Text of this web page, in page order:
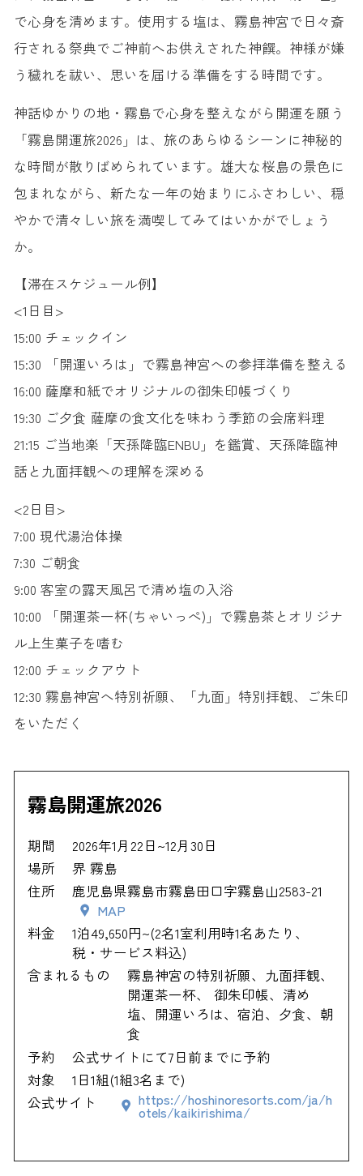
で心身を清めます。使用する塩は、霧島神宮で日々斎
行される祭典でご神前へお供えされた神饌。神様が嫌
う穢れを祓い、思いを届ける準備をする時間です。
神話ゆかりの地・霧島で心身を整えながら開運を願う
「霧島開運旅2026」は、旅のあらゆるシーンに神秘的
な時間が散りばめられています。雄大な桜島の景色に
包まれながら、新たな一年の始まりにふさわしい、穏
やかで清々しい旅を満喫してみてはいかがでしょう
か。
【滞在スケジュール例】
<1日目>
15:00 チェックイン
15:30 「開運いろは」で霧島神宮への参拝準備を整える
16:00 薩摩和紙でオリジナルの御朱印帳づくり
19:30 ご夕食 薩摩の食文化を味わう季節の会席料理
21:15 ご当地楽「天孫降臨ENBU」を鑑賞、天孫降臨神
話と九面拝観への理解を深める
<2日目>
7:00 現代湯治体操
7:30 ご朝食
9:00 客室の露天風呂で清め塩の入浴
10:00 「開運茶一杯(ちゃいっぺ)」で霧島茶とオリジナ
ル上生菓子を嗜む
12:00 チェックアウト
12:30 霧島神宮へ特別祈願、「九面」特別拝観、ご朱印
をいただく
霧島開運旅2026
期間
2026年1月22日~12月30日
場所
界 霧島
住所
鹿児島県霧島市霧島田口字霧島山2583-21
MAP
料金
1泊49,650円~(2名1室利用時1名あたり、
税・サービス料込)
含まれるもの
霧島神宮の特別祈願、九面拝観、
開運茶一杯、 御朱印帳、清め
塩、開運いろは、宿泊、夕食、朝
食
予約
公式サイトにて7日前までに予約
対象
1日1組(1組3名まで)
公式サイト
https://hoshinoresorts.com/ja/h
otels/kaikirishima/